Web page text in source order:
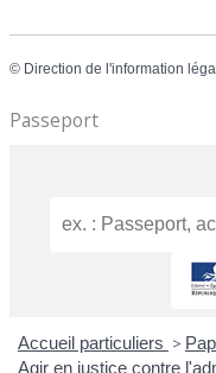
© Direction de l'information
Passeport
Accueil particuliers >
Agir en justice contre